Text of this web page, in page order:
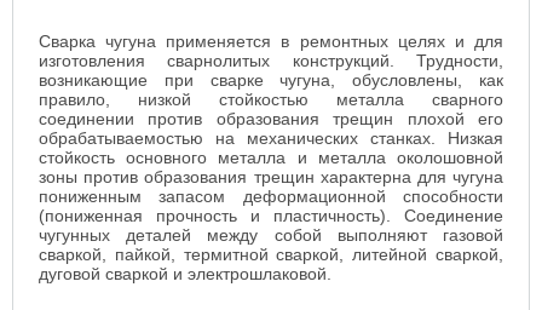
Сварка чугуна применяется в ремонтных целях и для
изготовления сварнолитых конструкций. Трудности,
возникающие при сварке чугуна, обусловлены, как
правило, низкой стойкостью металла сварного
соединении против образования трещин плохой его
обрабатываемостью на механических станках. Низкая
стойкость основного металла и металла околошовной
зоны против образования трещин характерна для чугуна
пониженным запасом деформационной способности
(пониженная прочность и пластичность). Соединение
чугунных деталей между собой выполняют газовой
сваркой, пайкой, термитной сваркой, литейной сваркой,
дуговой сваркой и электрошлаковой.